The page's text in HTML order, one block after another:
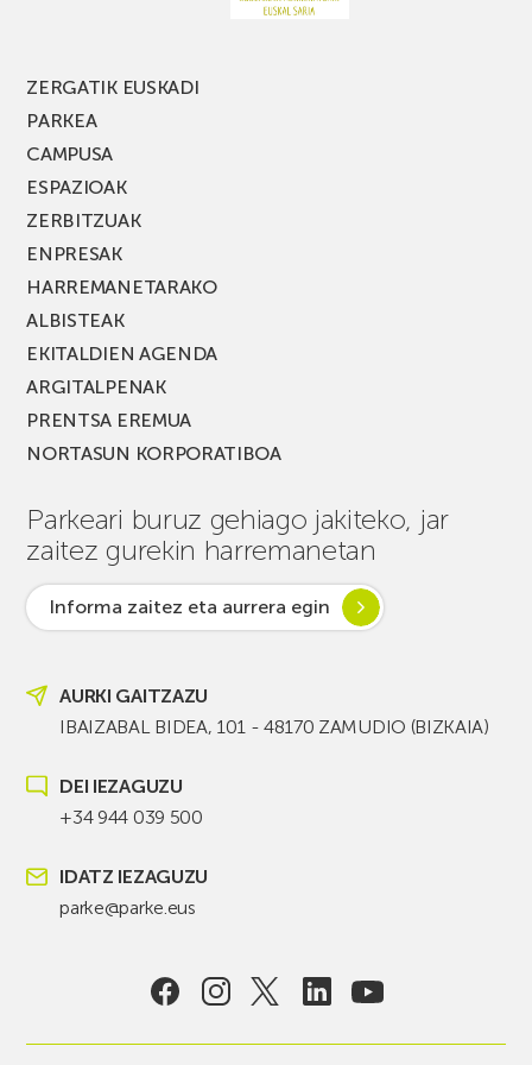
ZERGATIK EUSKADI
PARKEA
CAMPUSA
ESPAZIOAK
ZERBITZUAK
ENPRESAK
HARREMANETARAKO
ALBISTEAK
EKITALDIEN AGENDA
ARGITALPENAK
PRENTSA EREMUA
NORTASUN KORPORATIBOA
Parkeari buruz gehiago jakiteko, jar
zaitez gurekin harremanetan
Informa zaitez eta aurrera egin
AURKI GAITZAZU
IBAIZABAL BIDEA, 101 - 48170 ZAMUDIO (BIZKAIA)
DEI IEZAGUZU
+34 944 039 500
IDATZ IEZAGUZU
parke@parke.eus